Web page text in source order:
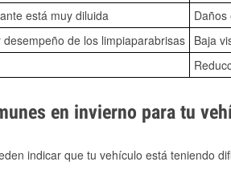
está muy diluida
de los limpiaparabrisas Baja
en invierno para tu
indicar que tu vehículo está teniendo